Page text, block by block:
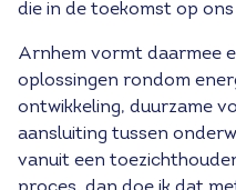
die in de toekomst op ons
Arnhem vormt daarmee
oplossingen rondom
ontwikkeling, duurzame
aansluiting tussen
vanuit een